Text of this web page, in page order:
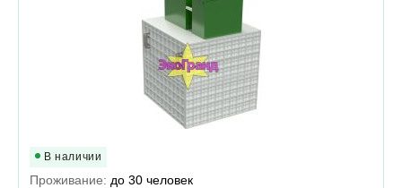
В наличии
Проживание: до 30 человек